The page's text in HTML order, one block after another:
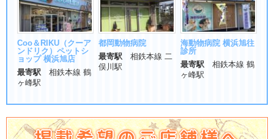
Coo＆RIKU（クーア
ンドリク）ペットシ
ョップ 横浜旭店
最寄駅
相鉄本線 鶴
ヶ峰駅
都岡動物病院
最寄駅
相鉄本線 二
俣川駅
海動物病院 横浜旭往
診所
最寄駅
相鉄本線 鶴
ヶ峰駅